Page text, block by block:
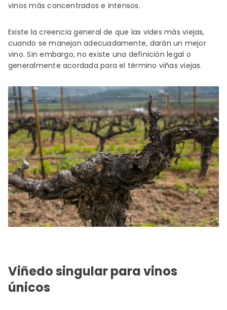
vinos más concentrados e intensos.
Existe la creencia general de que las vides más viejas,
cuando se manejan adecuadamente, darán un mejor
vino. Sin embargo, no existe una definición legal o
generalmente acordada para el término viñas viejas.
Viñedo singular para vinos
únicos